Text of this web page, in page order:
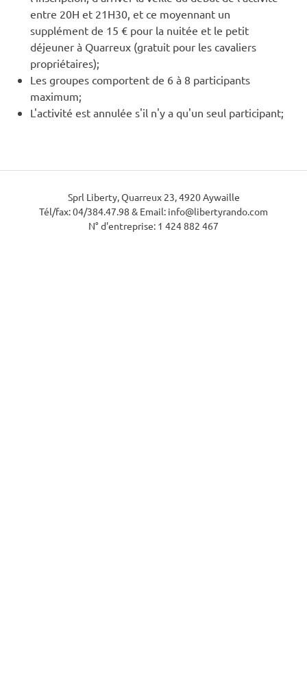
entre 20H et 21H30, et ce moyennant un
supplément de 15 € pour la nuitée et le petit
déjeuner à Quarreux (gratuit pour les cavaliers
propriétaires);
Les groupes comportent de 6 à 8 participants
maximum;
L'activité est annulée s'il n'y a qu'un seul participant;
Sprl Liberty, Quarreux 23, 4920 Aywaille
Tél/fax: 04/384.47.98 & Email: info@libertyrando.com
N° d'entreprise: 1 424 882 467